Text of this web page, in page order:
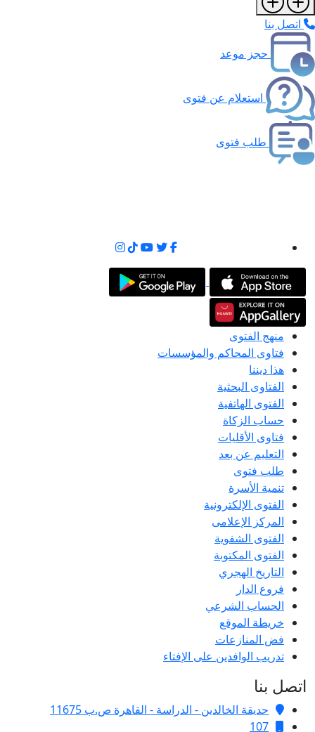
اتصل بنا
حجز موعد
استعلام عن فتوى
طلب فتوى
منهج الفتوى
فتاوى المحاكم والمؤسسات
هذا ديننا
الفتاوى البحثية
الفتوى الهاتفية
حساب الزكاة
فتاوى الأقليات
التعليم عن بعد
طلب فتوى
تنمية الأسرة
الفتوى الإلكترونية
المركز الإعلامى
الفتوى الشفوية
الفتوى المكتوبة
التاريخ الهجري
فروع الدار
الحساب الشرعي
خريطة الموقع
فض المنازعات
تدريب الوافدين على الإفتاء
اتصل بنا
حديقة الخالدين - الدراسة - القاهرة ص.ب 11675
107